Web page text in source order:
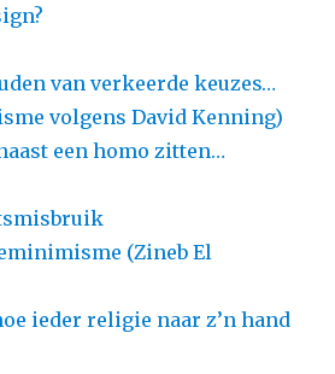
van verkeerde keuzes…
volgens David Kenning)
een homo zitten…
(Zineb El
ieder religie naar z’n hand